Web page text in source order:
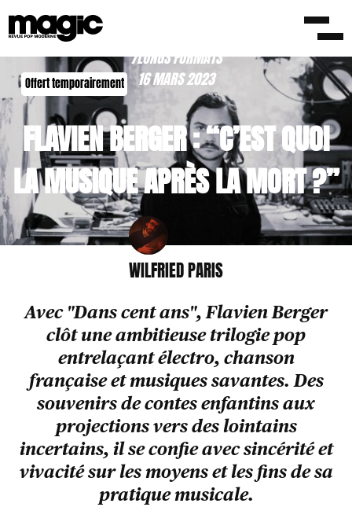
Offert temporairement
/LONGS FORMATS
16 MARS 2023
FLAVIEN BERGER : “C’EST QUOI
LA MUSIQUE APRÈS LA MORT ?”
WILFRIED PARIS
Avec "Dans cent ans", Flavien Berger
clôt une ambitieuse trilogie pop
entrelaçant électro, chanson
française et musiques savantes. Des
souvenirs de contes enfantins aux
projections vers des lointains
incertains, il se confie avec sincérité et
vivacité sur les moyens et les fins de sa
pratique musicale.